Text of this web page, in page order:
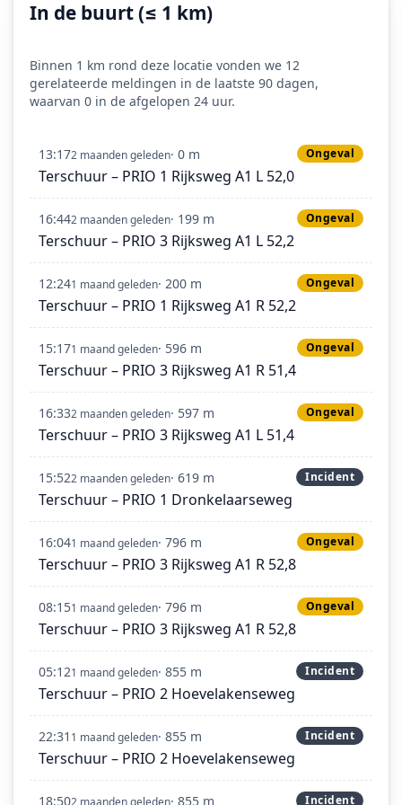
In de buurt (≤ 1 km)
Binnen 1 km rond deze locatie vonden we 12
gerelateerde meldingen in de laatste 90 dagen,
waarvan 0 in de afgelopen 24 uur.
13:172 maanden geleden· 0 m Ongeval
Terschuur – PRIO 1 Rijksweg A1 L 52,0
16:442 maanden geleden· 199 m Ongeval
Terschuur – PRIO 3 Rijksweg A1 L 52,2
12:241 maand geleden· 200 m Ongeval
Terschuur – PRIO 1 Rijksweg A1 R 52,2
15:171 maand geleden· 596 m Ongeval
Terschuur – PRIO 3 Rijksweg A1 R 51,4
16:332 maanden geleden· 597 m Ongeval
Terschuur – PRIO 3 Rijksweg A1 L 51,4
15:522 maanden geleden· 619 m Incident
Terschuur – PRIO 1 Dronkelaarseweg
16:041 maand geleden· 796 m Ongeval
Terschuur – PRIO 3 Rijksweg A1 R 52,8
08:151 maand geleden· 796 m Ongeval
Terschuur – PRIO 3 Rijksweg A1 R 52,8
05:121 maand geleden· 855 m Incident
Terschuur – PRIO 2 Hoevelakenseweg
22:31 1 maand geleden· 855 m Incident
Terschuur – PRIO 2 Hoevelakenseweg
18:502 maanden geleden· 855 m Incident